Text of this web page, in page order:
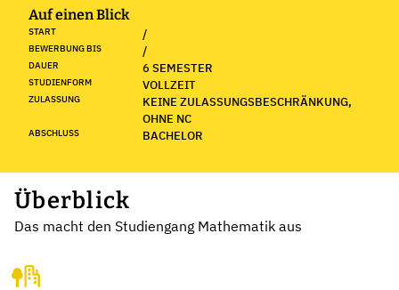
Auf einen Blick
START /
BEWERBUNG BIS /
DAUER 6 SEMESTER
STUDIENFORM VOLLZEIT
ZULASSUNG
KEINE ZULASSUNGSBESCHRÄNKUNG,
OHNE NC
ABSCHLUSS BACHELOR
Überblick
Das macht den Studiengang Mathematik aus